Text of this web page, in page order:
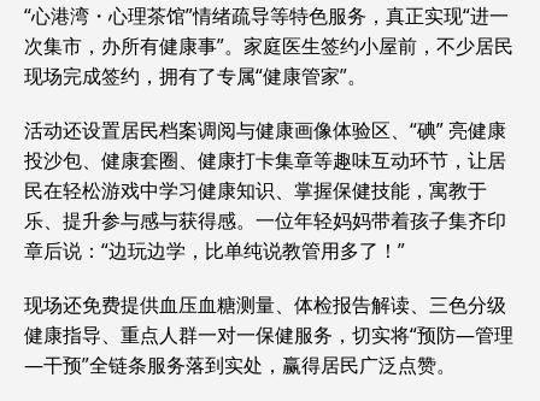
“心港湾・心理茶馆”情绪疏导等特色服务，真正实现“进一
次集市，办所有健康事”。家庭医生签约小屋前，不少居民
现场完成签约，拥有了专属“健康管家”。
活动还设置居民档案调阅与健康画像体验区、“碘” 亮健康
投沙包、健康套圈、健康打卡集章等趣味互动环节，让居
民在轻松游戏中学习健康知识、掌握保健技能，寓教于
乐、提升参与感与获得感。一位年轻妈妈带着孩子集齐印
章后说：“边玩边学，比单纯说教管用多了！”
现场还免费提供血压血糖测量、体检报告解读、三色分级
健康指导、重点人群一对一保健服务，切实将“预防—管理
—干预”全链条服务落到实处，赢得居民广泛点赞。